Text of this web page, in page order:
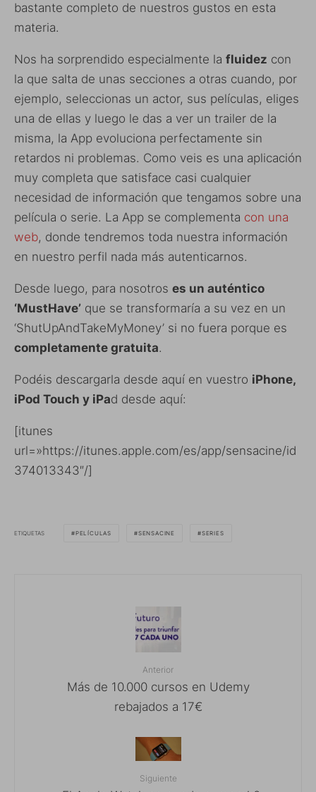
bastante completo de nuestros gustos en esta
materia.
Nos ha sorprendido especialmente la fluidez con
la que salta de unas secciones a otras cuando, por
ejemplo, seleccionas un actor, sus películas, eliges
una de ellas y luego le das a ver un trailer de la
misma, la App evoluciona perfectamente sin
retardos ni problemas. Como veis es una aplicación
muy completa que satisface casi cualquier
necesidad de información que tengamos sobre una
película o serie. La App se complementa con una
web, donde tendremos toda nuestra información
en nuestro perfil nada más autenticarnos.
Desde luego, para nosotros es un auténtico
‘MustHave’ que se transformaría a su vez en un
‘ShutUpAndTakeMyMoney’ si no fuera porque es
completamente gratuita.
Podéis descargarla desde aquí en vuestro iPhone,
iPod Touch y iPad desde aquí:
[itunes
url=»https://itunes.apple.com/es/app/sensacine/id
374013343″/]
ETIQUETAS PELÍCULAS SENSACINE SERIES
Anterior
Más de 10.000 cursos en Udemy
rebajados a 17€
Siguiente